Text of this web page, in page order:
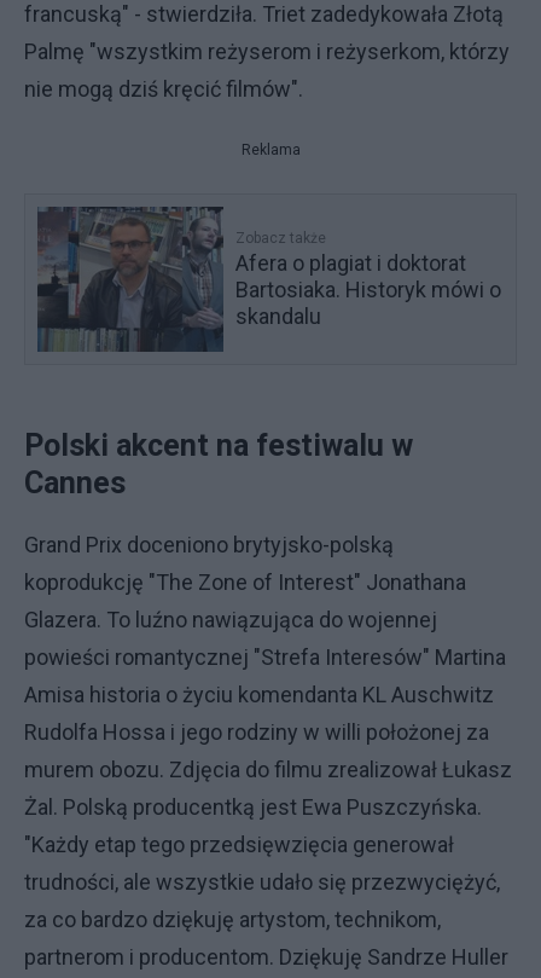
francuską" - stwierdziła. Triet zadedykowała Złotą
Palmę "wszystkim reżyserom i reżyserkom, którzy
nie mogą dziś kręcić filmów".
Reklama
Zobacz także
Afera o plagiat i doktorat
Bartosiaka. Historyk mówi o
skandalu
Polski akcent na festiwalu w
Cannes
Grand Prix doceniono brytyjsko-polską
koprodukcję "The Zone of Interest" Jonathana
Glazera. To luźno nawiązująca do wojennej
powieści romantycznej "Strefa Interesów" Martina
Amisa historia o życiu komendanta KL Auschwitz
Rudolfa Hossa i jego rodziny w willi położonej za
murem obozu. Zdjęcia do filmu zrealizował Łukasz
Żal. Polską producentką jest Ewa Puszczyńska.
"Każdy etap tego przedsięwzięcia generował
trudności, ale wszystkie udało się przezwyciężyć,
za co bardzo dziękuję artystom, technikom,
partnerom i producentom. Dziękuję Sandrze Huller